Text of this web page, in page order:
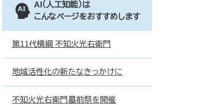
AI（人工知能）は
こんなページをおすすめします
第11代横綱 不知火光右衛門
地域活性化の新たなきっかけに
不知火光右衛門墓前祭を開催